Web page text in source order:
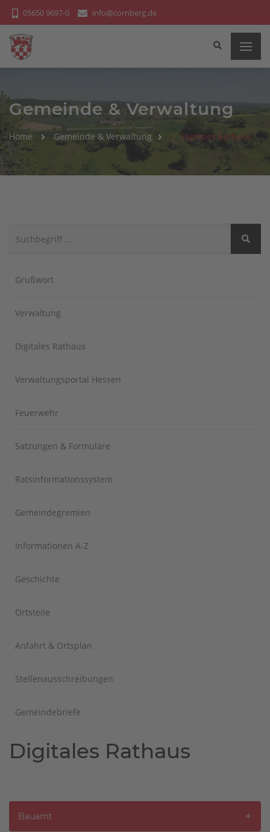
Bitte
beachten
Sie:
Diese
Website
ein
Barrierefreiheitssystem.
05650 9697-0 info@cornberg.de
Gemeinde & Verwaltung
Home Gemeinde & Verwaltung Digitales Rathaus
Grußwort
Verwaltung
Digitales Rathaus
Verwaltungsportal Hessen
Feuerwehr
Satzungen & Formulare
Ratsinformationssystem
Gemeindegremien
Informationen A-Z
Geschichte
Ortsteile
Anfahrt & Ortsplan
Stellenausschreibungen
Gemeindebriefe
Digitales Rathaus
Bauamt